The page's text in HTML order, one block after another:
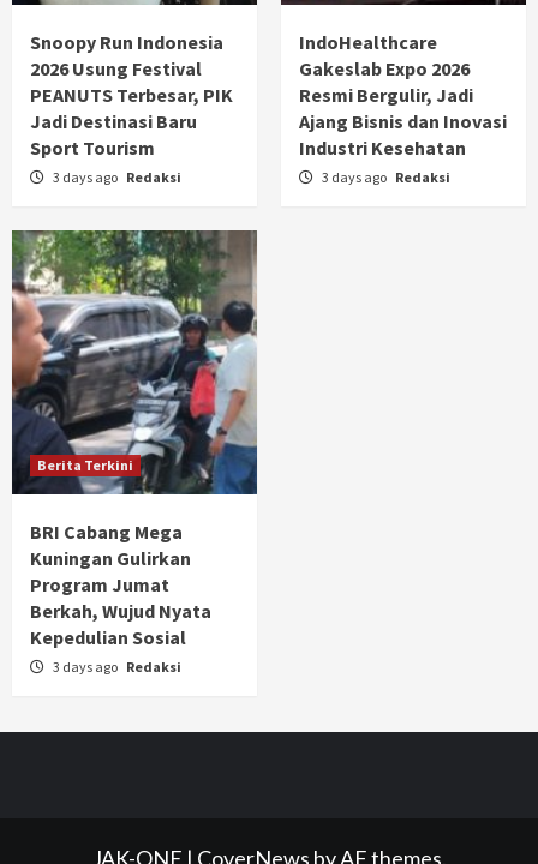
Snoopy Run Indonesia
2026 Usung Festival
PEANUTS Terbesar, PIK
Jadi Destinasi Baru
Sport Tourism
3 days ago Redaksi
IndoHealthcare
Gakeslab Expo 2026
Resmi Bergulir, Jadi
Ajang Bisnis dan Inovasi
Industri Kesehatan
3 days ago Redaksi
Berita Terkini
BRI Cabang Mega
Kuningan Gulirkan
Program Jumat
Berkah, Wujud Nyata
Kepedulian Sosial
3 days ago Redaksi
JAK-ONE | CoverNews by AF themes.